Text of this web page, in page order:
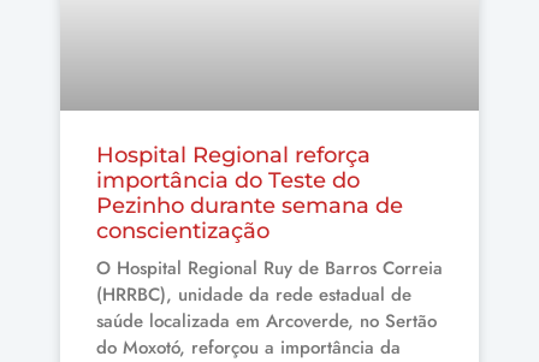
Hospital Regional reforça
importância do Teste do
Pezinho durante semana de
conscientização
O Hospital Regional Ruy de Barros Correia
(HRRBC), unidade da rede estadual de
saúde localizada em Arcoverde, no Sertão
do Moxotó, reforçou a importância da